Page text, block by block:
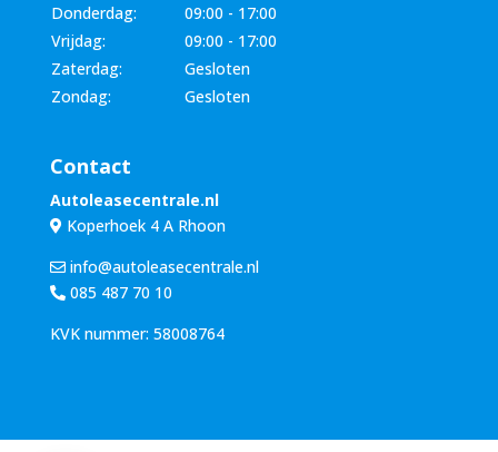
Donderdag:
09:00 - 17:00
Vrijdag:
09:00 - 17:00
Zaterdag:
Gesloten
Zondag:
Gesloten
Contact
Autoleasecentrale.nl
Koperhoek 4 A Rhoon
info@autoleasecentrale.nl
085 487 70 10
KVK nummer: 58008764